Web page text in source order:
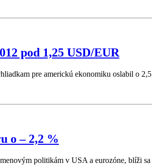
pod 1,25 USD/EUR
pre americkú ekonomiku oslabil o
o – 2,2 %
politikám v USA a eurozóne, blíži